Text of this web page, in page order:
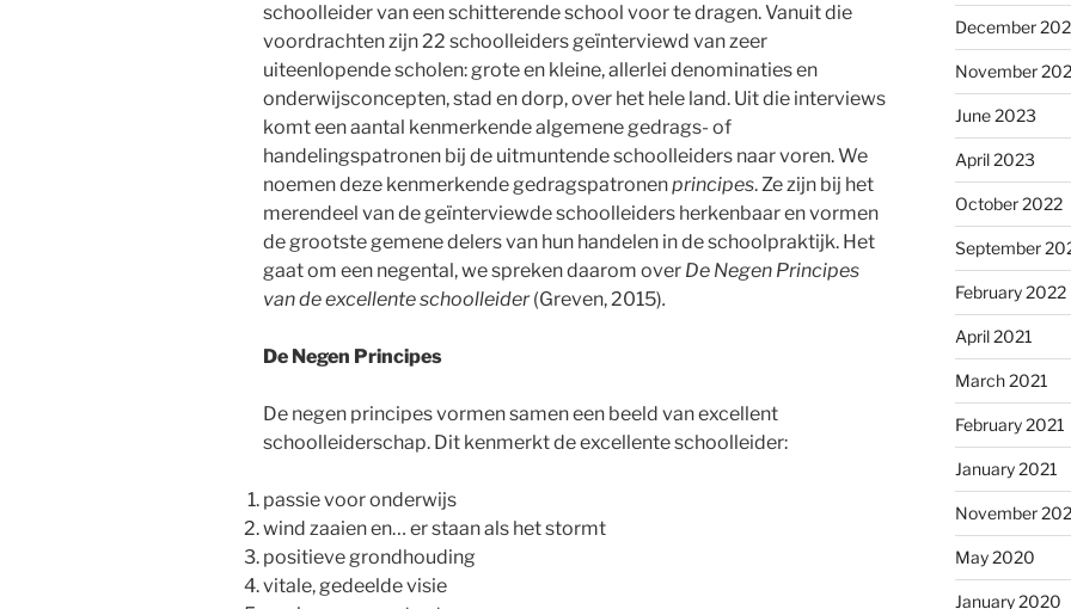
schoolleider van een schitterende school voor te dragen. Vanuit die
voordrachten zijn 22 schoolleiders geïnterviewd van zeer
uiteenlopende scholen: grote en kleine, allerlei denominaties en
onderwijsconcepten, stad en dorp, over het hele land. Uit die interviews
komt een aantal kenmerkende algemene gedrags- of
handelingspatronen bij de uitmuntende schoolleiders naar voren. We
noemen deze kenmerkende gedragspatronenprincipes. Ze zijn bij het
merendeel van de geïnterviewde schoolleiders herkenbaar en vormen
de grootste gemene delers van hun handelen in de schoolpraktijk. Het
gaat om een negental, we spreken daarom over De Negen Principes
van de excellente schoolleider(Greven, 2015).
De Negen Principes
De negen principes vormen samen een beeld van excellent
schoolleiderschap. Dit kenmerkt de excellente schoolleider:
passie voor onderwijs
wind zaaien en… er staan als het stormt
positieve grondhouding
vitale, gedeelde visie
December
November
June 2023
April 2023
October 2022
September
February 2022
April 2021
March 2021
February 2021
January 2021
November
May 2020
January 2020